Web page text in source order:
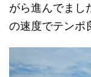
がら進んでまし
の速度でテンポ